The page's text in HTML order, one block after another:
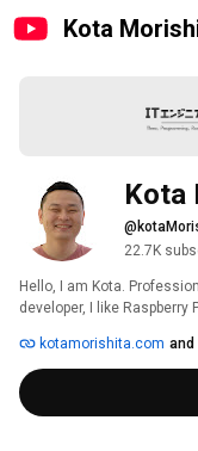
Kota
Kota
22.7K
Hello, I am Kota.
developer, I like
kotamorishita.com and